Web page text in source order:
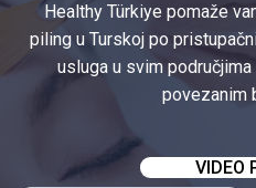
Healthy Türkiye pomaže
piling u Turskoj po
usluga u svim
povezanim
VIDEO